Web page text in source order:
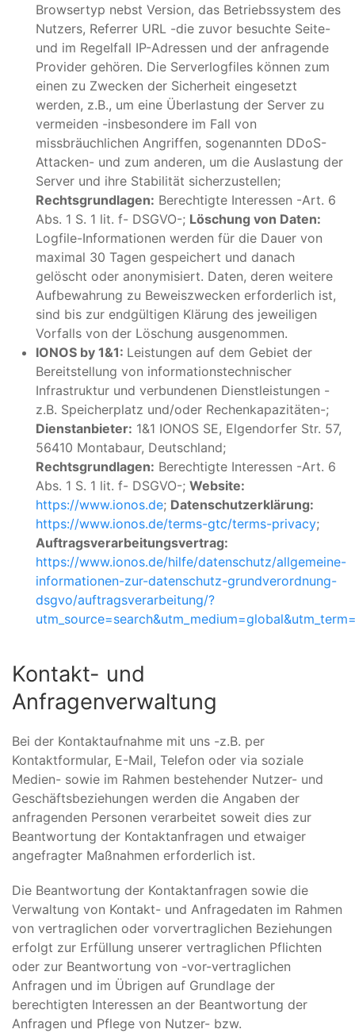
Browsertyp nebst Version, das Betriebssystem des
Nutzers, Referrer URL -die zuvor besuchte Seite-
und im Regelfall IP-Adressen und der anfragende
Provider gehören. Die Serverlogfiles können zum
einen zu Zwecken der Sicherheit eingesetzt
werden, z.B., um eine Überlastung der Server zu
vermeiden -insbesondere im Fall von
missbräuchlichen Angriffen, sogenannten DDoS-
Attacken- und zum anderen, um die Auslastung der
Server und ihre Stabilität sicherzustellen;
Rechtsgrundlagen: Berechtigte Interessen -Art. 6
Abs. 1 S. 1 lit. f- DSGVO-; Löschung von Daten:
Logfile-Informationen werden für die Dauer von
maximal 30 Tagen gespeichert und danach
gelöscht oder anonymisiert. Daten, deren weitere
Aufbewahrung zu Beweiszwecken erforderlich ist,
sind bis zur endgültigen Klärung des jeweiligen
Vorfalls von der Löschung ausgenommen.
IONOS by 1&1: Leistungen auf dem Gebiet der
Bereitstellung von informationstechnischer
Infrastruktur und verbundenen Dienstleistungen -
z.B. Speicherplatz und/oder Rechenkapazitäten-;
Dienstanbieter: 1&1 IONOS SE, Elgendorfer Str. 57,
56410 Montabaur, Deutschland;
Rechtsgrundlagen: Berechtigte Interessen -Art. 6
Abs. 1 S. 1 lit. f- DSGVO-; Website:
https://www.ionos.de; Datenschutzerklärung:
https://www.ionos.de/terms-gtc/terms-privacy;
Auftragsverarbeitungsvertrag:
https://www.ionos.de/hilfe/datenschutz/allgemeine-
informationen-zur-datenschutz-grundverordnung-
dsgvo/auftragsverarbeitung/?
Kontakt- und
Anfragenverwaltung
Bei der Kontaktaufnahme mit uns -z.B. per
Kontaktformular, E-Mail, Telefon oder via soziale
Medien- sowie im Rahmen bestehender Nutzer- und
Geschäftsbeziehungen werden die Angaben der
anfragenden Personen verarbeitet soweit dies zur
Beantwortung der Kontaktanfragen und etwaiger
angefragter Maßnahmen erforderlich ist.
Die Beantwortung der Kontaktanfragen sowie die
Verwaltung von Kontakt- und Anfragedaten im Rahmen
von vertraglichen oder vorvertraglichen Beziehungen
erfolgt zur Erfüllung unserer vertraglichen Pflichten
oder zur Beantwortung von -vor-vertraglichen
Anfragen und im Übrigen auf Grundlage der
berechtigten Interessen an der Beantwortung der
Anfragen und Pflege von Nutzer- bzw.